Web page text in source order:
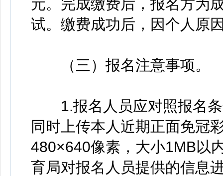
元。完成缴费后，报名方为
试。缴费成功后，因个人原
（三）报名注意事项。
1.报名人员应对照报名条
同时上传本人近期正面免冠
480×640像素，大小1MB以
育局对报名人员提供的信息